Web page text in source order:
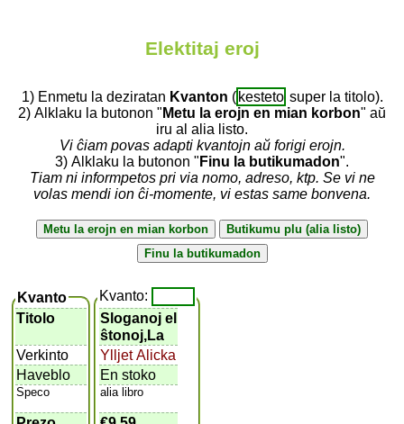
Elektitaj eroj
1) Enmetu la deziratan Kvanton ( kesteto super la titolo).
2) Alklaku la butonon " Metu la erojn en mian korbon" aŭ
iru al alia listo.
Vi ĉiam povas adapti kvantojn aŭ forigi erojn.
3) Alklaku la butonon " Finu la butikumadon".
Tiam ni informpetos pri via nomo, adreso, ktp. Se vi ne
volas mendi ion ĉi-momente, vi estas same bonvena.
Kvanto
Titolo
Verkinto
Haveblo
Speco
Kvanto:
Sloganoj el
ŝtonoj,La
Ylljet Alicka
En stoko
alia libro